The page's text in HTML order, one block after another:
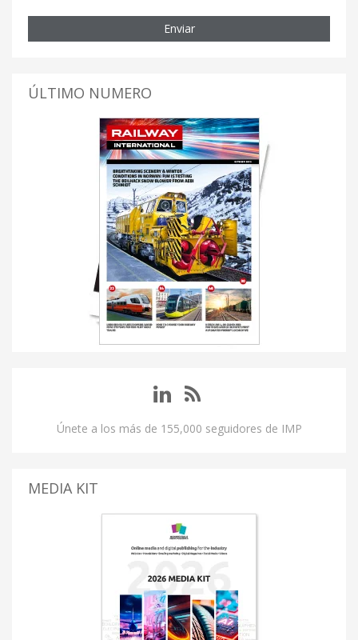
Enviar
ÚLTIMO NUMERO
Únete a los más de 155,000 seguidores de IMP
MEDIA KIT